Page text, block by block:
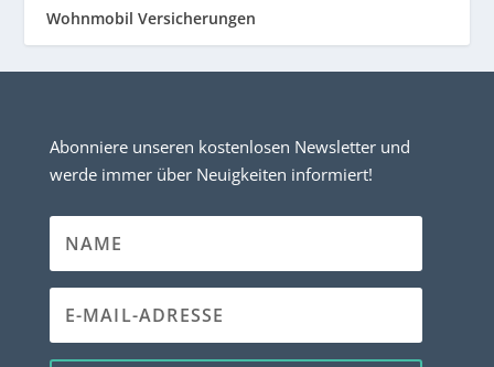
Wohnmobil Versicherungen
Abonniere unseren kostenlosen Newsletter und
werde immer über Neuigkeiten informiert!